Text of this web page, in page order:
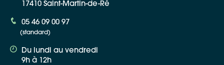
17410 Saint-Martin-de-Ré
05 46 09 00 97
(standard)
Du lundi au vendredi
9h à 12h